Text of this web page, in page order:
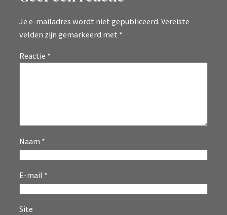
Je e-mailadres wordt niet gepubliceerd. Vereiste
velden zijn gemarkeerd met *
Reactie *
Naam *
E-mail *
Site